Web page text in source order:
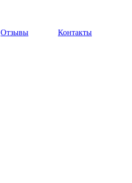
Отзывы Контакты